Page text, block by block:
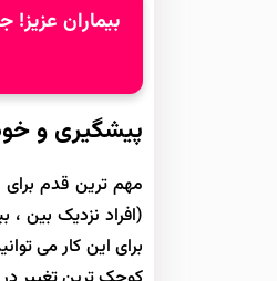
بیماران عزیز! جهت
پیشگیری و
مهم ترین قدم
(افراد نزدیک بین
برای این کار می